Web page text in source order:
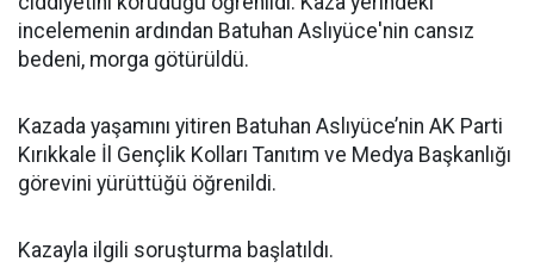
incelemenin ardından Batuhan Aslıyüce'nin cansız
bedeni, morga götürüldü.
Kazada yaşamını yitiren Batuhan Aslıyüce’nin AK Parti
Kırıkkale İl Gençlik Kolları Tanıtım ve Medya Başkanlığı
görevini yürüttüğü öğrenildi.
Kazayla ilgili soruşturma başlatıldı.